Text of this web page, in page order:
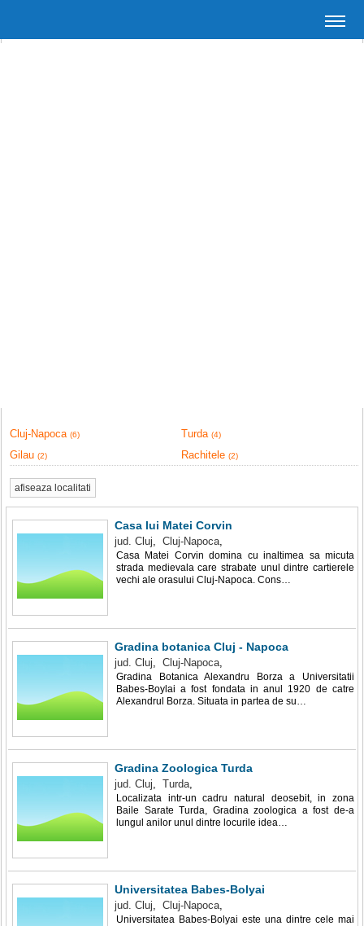
Cluj-Napoca (6) Turda (4)
Gilau (2) Rachitele (2)
afiseaza localitati
Casa lui Matei Corvin
jud. Cluj, Cluj-Napoca,
Casa Matei Corvin domina cu inaltimea sa micuta
strada medievala care strabate unul dintre cartierele
vechi ale orasului Cluj-Napoca. Cons…
Gradina botanica Cluj - Napoca
jud. Cluj, Cluj-Napoca,
Gradina Botanica Alexandru Borza a Universitatii
Babes-Boylai a fost fondata in anul 1920 de catre
Alexandrul Borza. Situata in partea de su…
Gradina Zoologica Turda
jud. Cluj, Turda,
Localizata intr-un cadru natural deosebit, in zona
Baile Sarate Turda, Gradina zoologica a fost de-a
lungul anilor unul dintre locurile idea…
Universitatea Babes-Bolyai
jud. Cluj, Cluj-Napoca,
Universitatea Babes-Bolyai este una dintre cele mai